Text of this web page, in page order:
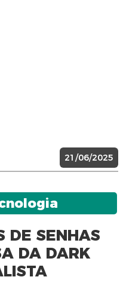
21/06/2025
DE SENHAS
DA DARK